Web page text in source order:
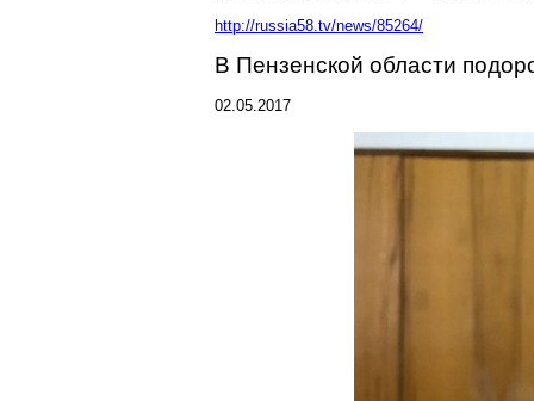
http://russia58.tv/news/85264/
В Пензенской области
02.05.2017